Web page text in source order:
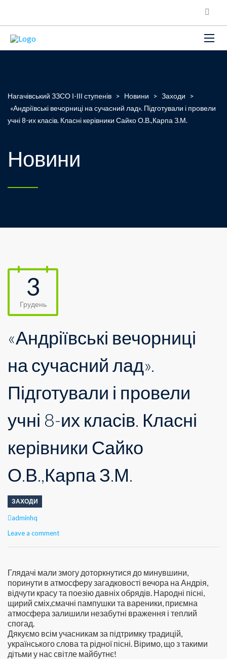
Нагачівський ЗЗСО І-ІІІ ступенів > Новини > Заходи
>
«Андріївські вечорниці на сучасний лад». Підготували і провели
учні 8-их класів. Класні керівники Сайко О.В.,Карпа З.М.
Новини
3
Грудень
«Андріївські вечорниці
на сучасний лад».
Підготували і провели
учні 8-их класів. Класні
керівники Сайко
О.В.,Карпа З.М.
ЗАХОДИ
Author
adminhq
Leave a comment
Глядачі мали змогу доторкнутися до минувшини,
поринути в атмосферу загадковості вечора на Андрія,
відчути красу та поезію давніх обрядів. Народні пісні,
щирий сміх,смачні пампушки та вареники, приємна
атмосфера залишили незабутні враження і теплий
спогад.
Дякуємо всім учасникам за підтримку традицій,
українського слова та рідної пісні. Віримо, що з такими
дітьми у нас світле майбутнє!